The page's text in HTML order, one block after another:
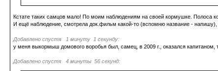
Кстате таких самцов мало! По моим наблюдениям на своей кормушке. Полоса
И ещё наблюдение, смотрела док.фильм какой-то (вспомню название -
Добавлено спустя 1 минуту 1 секунду:
у меня выкормыш домового воробья был, самец, в 2009 г., оказался капитаном,
Добавлено спустя 4 минуты 56 секунд: